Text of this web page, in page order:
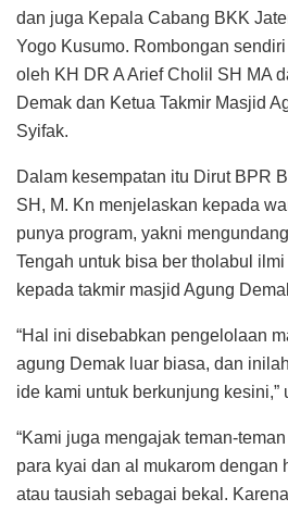
dan juga Kepala Cabang BKK
Yogo Kusumo. Rombongan
oleh KH DR A Arief Cholil SH MA
Demak dan Ketua Takmir Masjid
Syifak.
Dalam kesempatan itu Dirut BPR
SH, M. Kn menjelaskan kepada
punya program, yakni
Tengah untuk bisa ber tholabul
kepada takmir masjid Agung
“Hal ini disebabkan pengelolaan
agung Demak luar biasa, dan
ide kami untuk berkunjung kesini,”
“Kami juga mengajak teman-
para kyai dan al mukarom dengan
atau tausiah sebagai bekal.